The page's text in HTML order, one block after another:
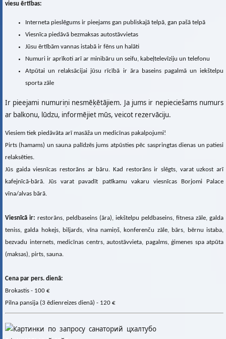
viesu ērtības:
Interneta pieslēgums ir pieejams gan publiskajā telpā, gan pašā telpā
Viesnīca piedāvā bezmaksas autostāvvietas
Jūsu ērtībām vannas istabā ir fēns un halāti
Numuri ir aprīkoti arī ar minibāru un seifu, kabeļtelevīziju un telefonu
Atpūtai un relaksācijai jūsu rīcībā ir āra baseins pagalmā un iekštelpu
sporta zāle
Ir pieejami numuriņi nesmēķētājiem. Ja jums ir nepieciešams numurs
ar balkonu, lūdzu, informējiet mūs, veicot rezervāciju.
Viesiem tiek piedāvāta arī masāža un medicīnas pakalpojumi!
Pirts (hamams) un sauna palīdzēs jums atpūsties pēc saspringtas dienas un patiesi
relaksēties.
Jūs gaida viesnīcas restorāns ar bāru. Kad restorāns ir slēgts, varat uzkost arī
kafejnīcā-bārā. Jūs varat pavadīt patīkamu vakaru viesnīcas Borjomi Palace
vīna/alvas bārā.
Viesnīcā ir: restorāns, peldbaseins (āra), iekštelpu peldbaseins, fitnesa zāle, galda
teniss, galda hokejs, biljards, vīna namiņš, konferenču zāle, bārs, bērnu istaba,
bezvadu internets, medicīnas centrs, autostāvvieta, pagalms, ģimenes spa atpūta
(maksas), pirts, sauna.
Cena par pers. dienā:
Brokastis - 100 €
Pilna pansija (3 ēdienreizes dienā) - 120 €